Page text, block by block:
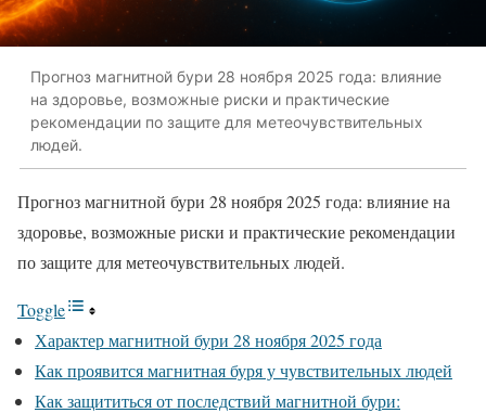
Прогноз магнитной бури 28 ноября 2025 года: влияние
на здоровье, возможные риски и практические
рекомендации по защите для метеочувствительных
людей.
Прогноз магнитной бури 28 ноября 2025 года: влияние на
здоровье, возможные риски и практические рекомендации
по защите для метеочувствительных людей.
Toggle
Характер магнитной бури 28 ноября 2025 года
Как проявится магнитная буря у чувствительных людей
Как защититься от последствий магнитной бури: